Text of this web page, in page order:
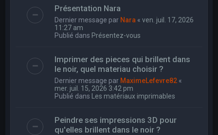
Présentation Nara
Dernier message par Nara «ven. juil. 17, 2026
11:27 am
Publié dans Présentez-vous
Imprimer des pieces qui brillent dans
le noir, quel materiau choisir ?
Dernier message par MaximeLefevre82 «
mer. juil. 15, 2026 3:42 pm
Publié dans Les matériaux imprimables
Peindre ses impressions 3D pour
qu'elles brillent dans le noir ?